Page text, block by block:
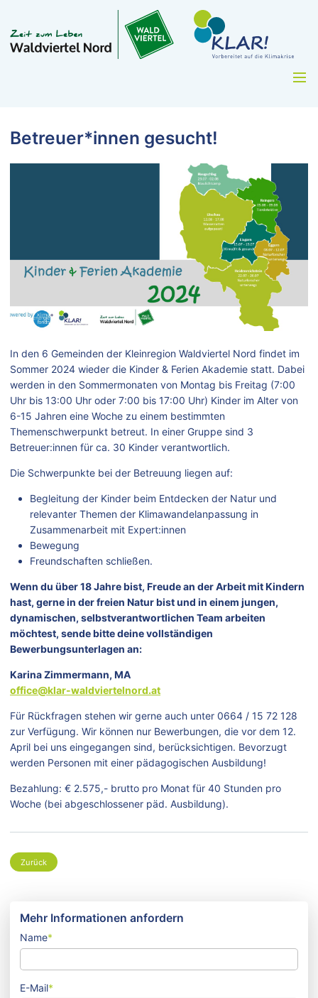
Betreuer*innen gesucht!
In den 6 Gemeinden der Kleinregion Waldviertel Nord findet im
Sommer 2024 wieder die Kinder & Ferien Akademie statt. Dabei
werden in den Sommermonaten von Montag bis Freitag (7:00
Uhr bis 13:00 Uhr oder 7:00 bis 17:00 Uhr) Kinder im Alter von
6-15 Jahren eine Woche zu einem bestimmten
Themenschwerpunkt betreut. In einer Gruppe sind 3
Betreuer:innen für ca. 30 Kinder verantwortlich.
Die Schwerpunkte bei der Betreuung liegen auf:
Begleitung der Kinder beim Entdecken der Natur und
relevanter Themen der Klimawandelanpassung in
Zusammenarbeit mit Expert:innen
Bewegung
Freundschaften schließen.
Wenn du über 18 Jahre bist, Freude an der Arbeit mit Kindern
hast, gerne in der freien Natur bist und in einem jungen,
dynamischen, selbstverantwortlichen Team arbeiten
möchtest, sende bitte deine vollständigen
Bewerbungsunterlagen an:
Karina Zimmermann, MA
office@klar-waldviertelnord.at
Für Rückfragen stehen wir gerne auch unter 0664 / 15 72 128
zur Verfügung. Wir können nur Bewerbungen, die vor dem 12.
April bei uns eingegangen sind, berücksichtigen. Bevorzugt
werden Personen mit einer pädagogischen Ausbildung!
Bezahlung: € 2.575,- brutto pro Monat für 40 Stunden pro
Woche (bei abgeschlossener päd. Ausbildung).
Zurück
Mehr Informationen anfordern
Name*
E-Mail*